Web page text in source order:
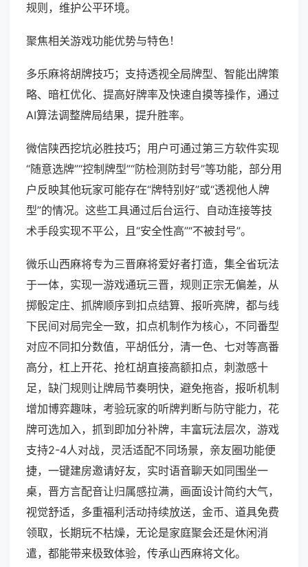
规则，维护公平环境。
聚焦相关游戏功能优势与特色！
多乐麻将胡牌技巧；支持透视全局牌型、智能出牌策
略、暗杠优化、提高好牌率及快速自摸等操作，通过
AI算法调整牌局结果，提升胜率。
微信陕西挖坑必胜技巧；用户可通过第三方软件实现
“随意选牌”“控制牌型”“防检测防封号”等功能，部分用
户反映其他玩家可能存在“牌特别好”或“透视他人牌
型”的情况。这些工具通过后台运行、自动连接等技
术手段实现不平公，且“安全性高”“不被封号”。
微乐山西麻将专为三晋麻将爱好者打造，集全省玩法
于一体，实现一游戏通玩三晋，规则正宗无偏差，从
掷骰定庄、抓牌顺序到扣点结算、报听亮牌，都与线
下民间对局完全一致，扣点机制作为核心，不同番型
对应不同扣分数值，平胡低分，清一色、七对等高番
高分，杠上开花、抢杠胡直接高额扣点，刺激感十
足，缺门规则让牌局节奏明快，避免拖沓，报听机制
增加博弈趣味，考验玩家的听牌判断与防守能力，花
牌可选加入，抓到即加分补牌，丰富玩法层次，游戏
支持2-4人对战，灵活适配不同场景，亲友圈功能便
捷，一键建房邀请好友，实时语音聊天如同围坐一
桌，晋方言配音让归属感拉满，画面设计简约大气，
视觉舒适，多重福利活动持续放送，金币、道具免费
领取，长期玩不枯燥，无论是家庭聚会还是休闲消
遣，都能带来极致体验，传承山西麻将文化。